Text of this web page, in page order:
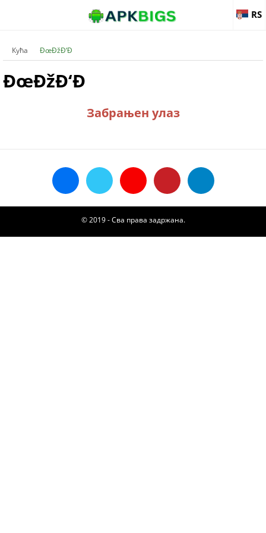
RS
Кућа ÐœÐžÐ‘Ð
ÐœÐžÐ‘Ð
Забрањен улаз
© 2019 - Сва права задржана.